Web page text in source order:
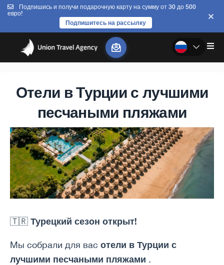
Подпишись и получи подарочную карту на сумму от 30 до 500
евро!
Подпишитесь на рассылку
Отели в Турции с лучшими
песчаными пляжами
🇹🇷 Турецкий сезон открыт!
Мы собрали для вас отели в Турции с
лучшими песчаными пляжами .